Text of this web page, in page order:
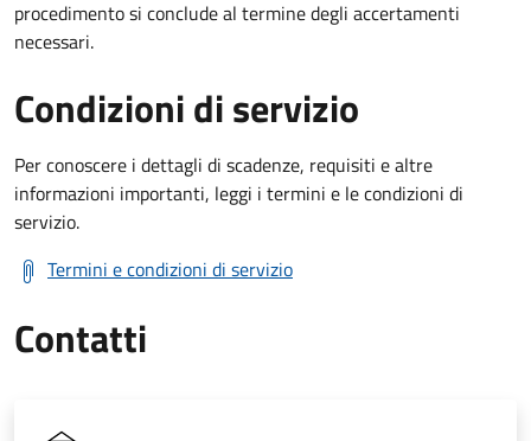
procedimento si conclude al termine degli accertamenti
necessari.
Condizioni di servizio
Per conoscere i dettagli di scadenze, requisiti e altre
informazioni importanti, leggi i termini e le condizioni di
servizio.
Termini e condizioni di servizio
Contatti